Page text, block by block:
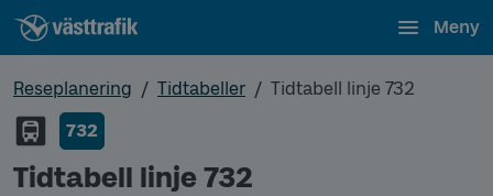
Meny
Reseplanering Tidtabeller
Tidtabell linje 732
732
Tidtabell linje 732